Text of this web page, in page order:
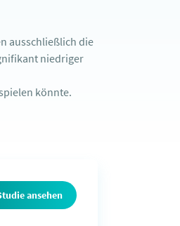
ausschließlich die
niedriger
könnte.
ansehen